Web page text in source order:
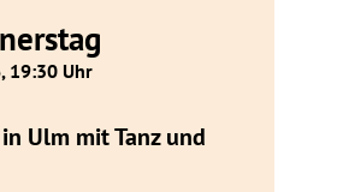
19:30 Uhr
Ulm mit Tanz und